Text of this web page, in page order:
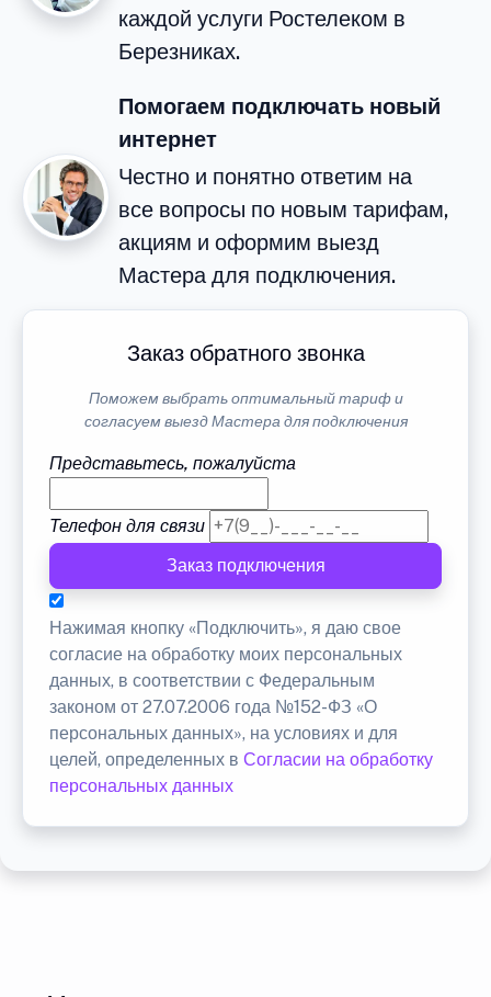
каждой услуги Ростелеком в
Березниках.
Помогаем подключать новый
интернет
Честно и понятно ответим на
все вопросы по новым тарифам,
акциям и оформим выезд
Мастера для подключения.
Заказ обратного звонка
Поможем выбрать оптимальный тариф и
согласуем выезд Мастера для подключения
Представьтесь, пожалуйста
Телефон для связи
Заказ подключения
Нажимая кнопку «Подключить», я даю свое
согласие на обработку моих персональных
данных, в соответствии с Федеральным
законом от 27.07.2006 года №152-ФЗ «О
персональных данных», на условиях и для
целей, определенных в Согласии на обработку
персональных данных